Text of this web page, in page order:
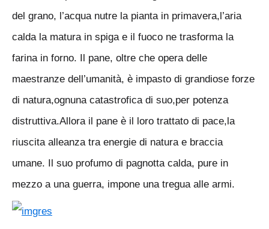
del grano, l’acqua nutre la pianta in primavera,l’aria
calda la matura in spiga e il fuoco ne trasforma la
farina in forno. Il pane, oltre che opera delle
maestranze dell’umanità, è impasto di grandiose forze
di natura,ognuna catastrofica di suo,per potenza
distruttiva.Allora il pane è il loro trattato di pace,la
riuscita alleanza tra energie di natura e braccia
umane. Il suo profumo di pagnotta calda, pure in
mezzo a una guerra, impone una tregua alle armi.